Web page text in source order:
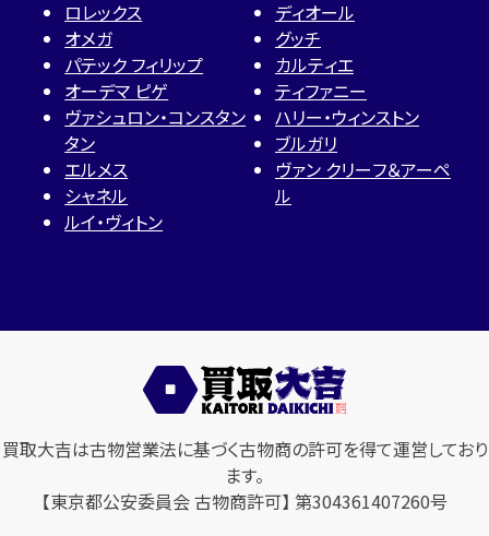
ロレックス
オメガ
パテック フィリップ
オーデマ ピゲ
ヴァシュロン・コンスタン
タン
エルメス
シャネル
ルイ・ヴィトン
ディオール
グッチ
カルティエ
ティファニー
ハリー・ウィンストン
ブルガリ
ヴァン クリーフ＆アーペ
ル
買取大吉は古物営業法に基づく古物商の許可を得て運営しており
ます。
【東京都公安委員会 古物商許可】 第304361407260号